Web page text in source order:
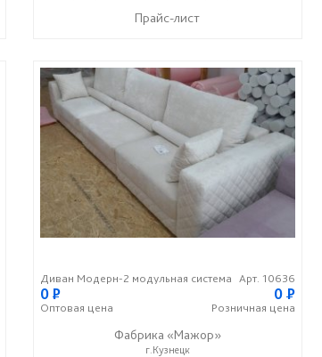
Прайс-лист
Диван Модерн-2 модульная система Арт. 10636
0P
Оптовая цена
0 P
Розничная цена
Фабрика «Мажор»
г.Кузнецк